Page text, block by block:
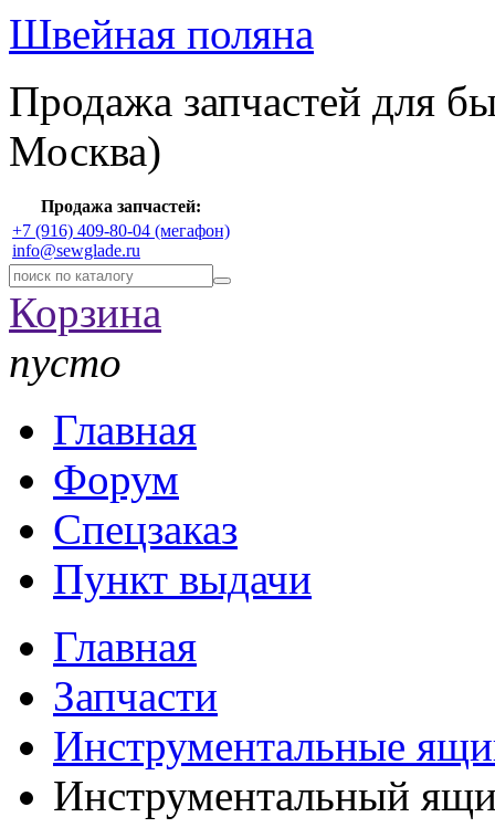
Швейная поляна
Продажа запчастей для
Москва)
Продажа запчастей:
+7 (916) 409-80-04 (мегафон)
info@sewglade.ru
Корзина
пусто
Главная
Форум
Спецзаказ
Пункт выдачи
Главная
Запчасти
Инструментальные
Инструментальный